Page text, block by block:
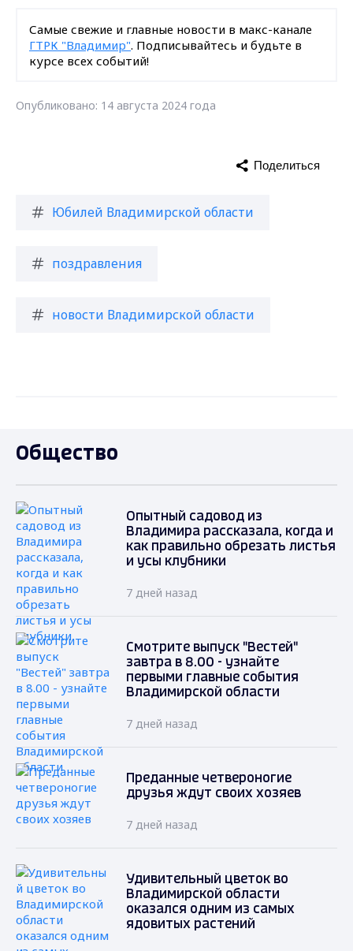
Самые свежие и главные новости в макс-канале
ГТРК "Владимир". Подписывайтесь и будьте в
курсе всех событий!
Опубликовано: 14 августа 2024 года
Юбилей Владимирской области
поздравления
новости Владимирской области
Поделиться
Общество
Опытный садовод из
Владимира рассказала, когда и
как правильно обрезать листья
и усы клубники
7 дней назад
Смотрите выпуск "Вестей"
завтра в 8.00 - узнайте
первыми главные события
Владимирской области
7 дней назад
Преданные четвероногие
друзья ждут своих хозяев
7 дней назад
Удивительный цветок во
Владимирской области
оказался одним из самых
ядовитых растений